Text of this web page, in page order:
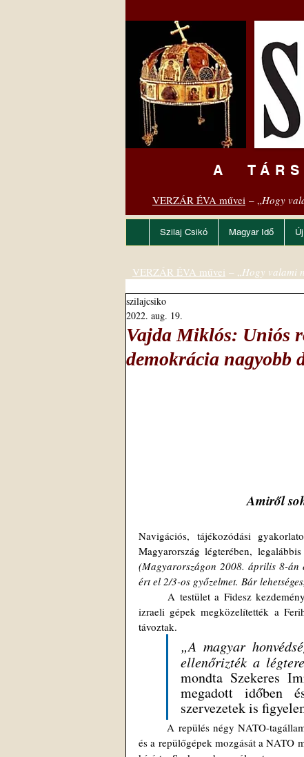
A
VERZÁR ÉVA művei – „Hogy
Szilaj Csikó Magyar Idő
Vajda Miklós: Uniós
demokrácia nagyobb
szilajcsiko
2022. aug. 19.
Amiről
Navigációs, tájékozódási
(Magyarországon 2008. április 8-án
ért el 2/3-os győzelmet. Bár
	A testület a Fidesz kezdeményezésére ült össze, miután a Magyar Nemzet arról számolt be, hogy az
izraeli gépek megközelítették a
távoztak.
„A magyar
ellenőrizték a
mondta Szekeres
megadott időben
szervezetek is
	A repülés négy NATO-tagállamot érintett (Magyarország mellett Romániát, Bulgáriát és Törökországot)
és a repülőgépek mozgását a NATO
VERZÁR ÉVA művei – „Hogy valami